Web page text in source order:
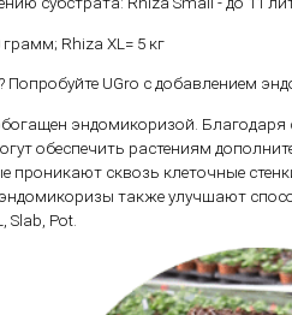
Rhiza XL= 5 кг
Попробуйте UGro с добавлением
эндомикоризой. Благодаря
обеспечить растениям
проникают сквозь клеточные
также улучшают
Slab, Pot.